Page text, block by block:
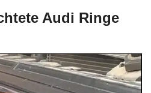
Audi Ringe